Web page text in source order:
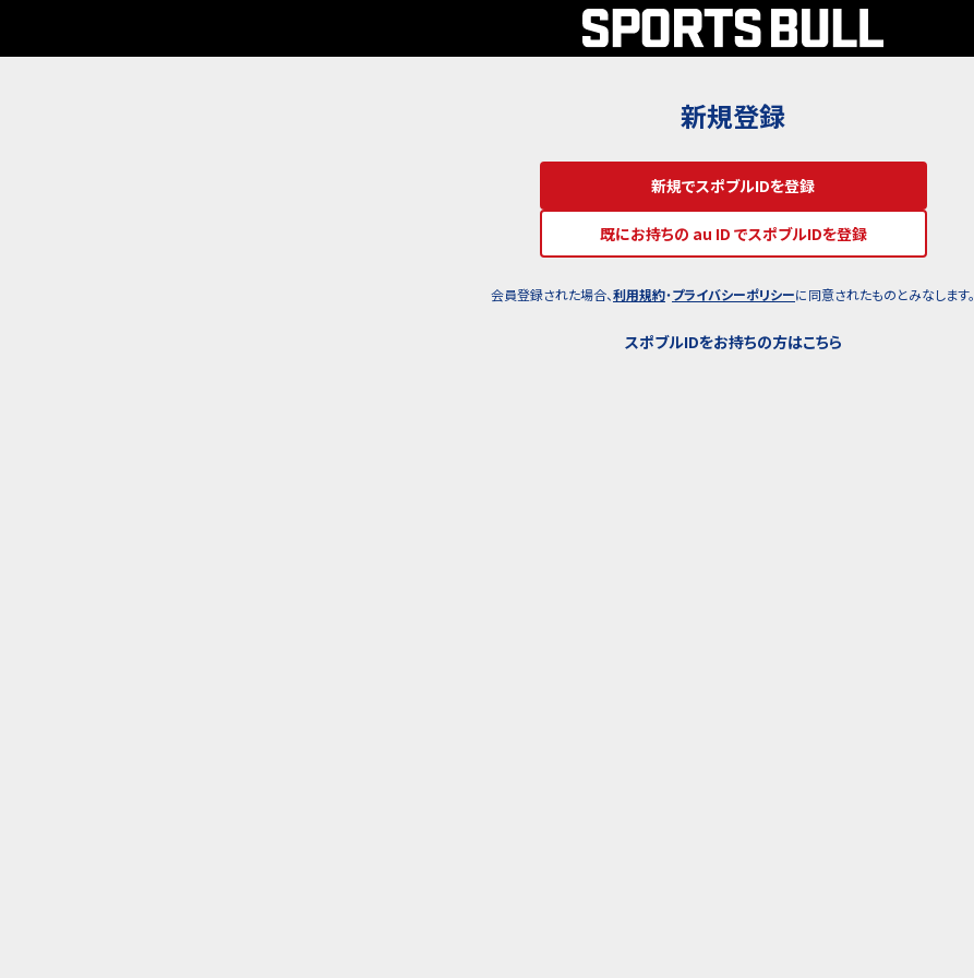
新規登録
新規でスポブルIDを登録
既にお持ちの au ID でスポブルIDを登録
会員登録された場合、利用規約・プライバシーポリシーに同意されたものとみなします。
スポブルIDをお持ちの方はこちら